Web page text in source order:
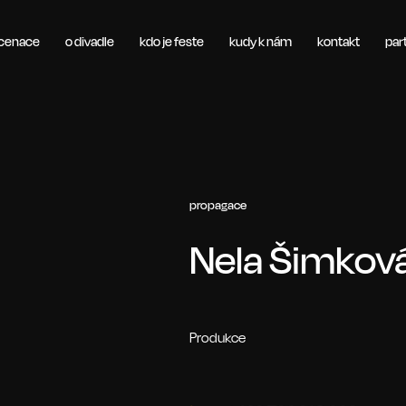
o divadle kdo je feste kudy k nám kontakt
propagace
Nela
Produkce